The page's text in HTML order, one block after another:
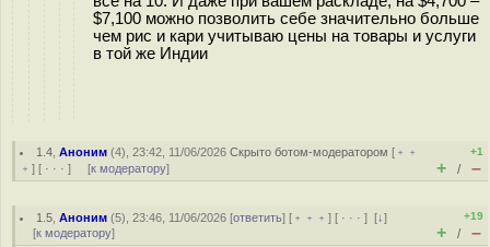
$7,100 можно позволить себе значительно больше
чем рис и кари учитываю цены на товары и услуги
в той же Индии
1.4 ,Аноним (4), 23:42, 11/06/2026Скрыто ботом-модератором [ ﹢﹢
﹢ ] [ · · · ] [к модератору]
+1
+ / –
1.5 ,Аноним (5), 23:46, 11/06/2026 [ответить] [ ﹢﹢﹢] [ · · ·][↓]
[к модератору]
+19
+ / –